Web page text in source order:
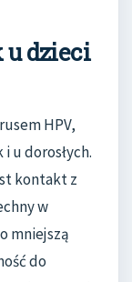
dzieci
HPV,
u dorosłych.
kontakt z
w
mniejszą
do